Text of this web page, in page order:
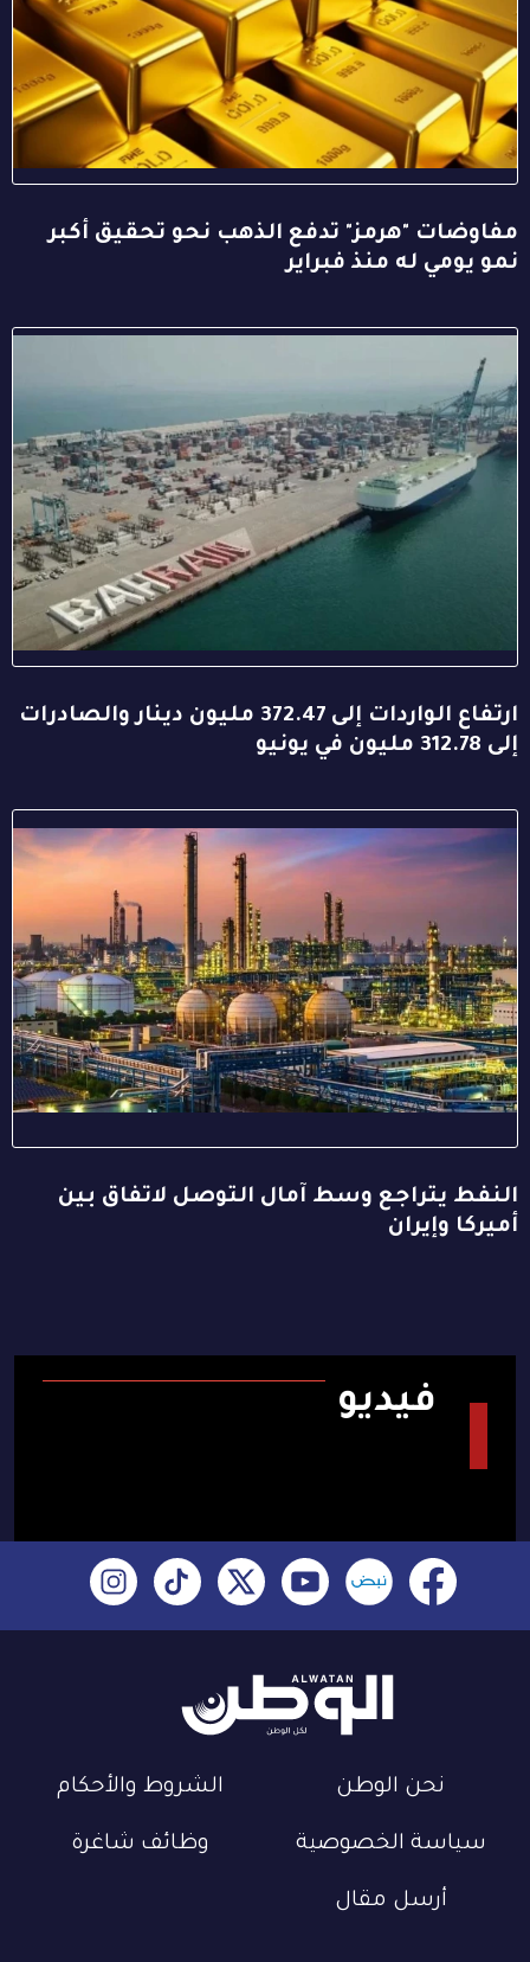
مفاوضات "هرمز" تدفع الذهب نحو تحقيق أكبر
نمو يومي له منذ فبراير
ارتفاع الواردات إلى 372.47 مليون دينار والصادرات
إلى 312.78 مليون في يونيو
النفط يتراجع وسط آمال التوصل لاتفاق بين
أميركا وإيران
فيديو
نحن الوطن الشروط والأحكام
سياسة الخصوصية وظائف شاغرة
أرسل مقال